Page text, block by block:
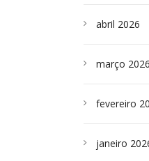
abril 2026
março 2026
fevereiro
janeiro